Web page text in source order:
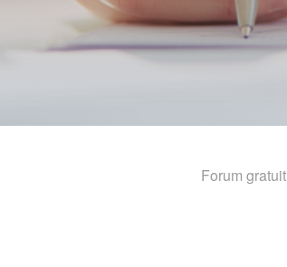
Forum gratuit